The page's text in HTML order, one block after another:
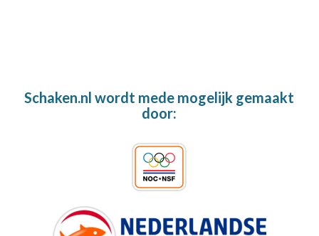
Schaken.nl wordt mede mogelijk gemaakt
door: